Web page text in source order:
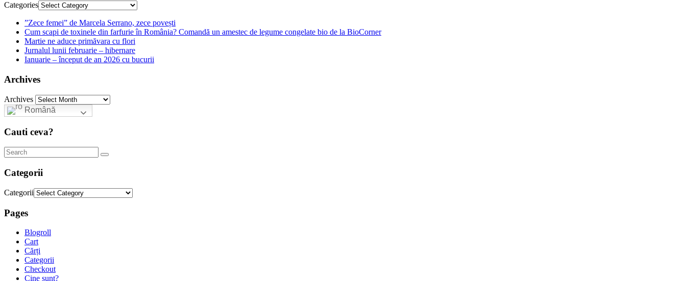
Categories
”Zece femei” de Marcela Serrano, zece povești
Cum scapi de toxinele din farfurie în România? Comandă un amestec de legume congelate bio de la BioCorner
Martie ne aduce primăvara cu flori
Jurnalul lunii februarie – hibernare
Ianuarie – început de an 2026 cu bucurii
Archives
Archives
Română
Cauti ceva?
Categorii
Categorii
Pages
Blogroll
Cart
Cărți
Categorii
Checkout
Cine sunt?